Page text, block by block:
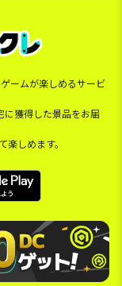
ームが楽しめるサービ
獲得した景品をお届
しめます。